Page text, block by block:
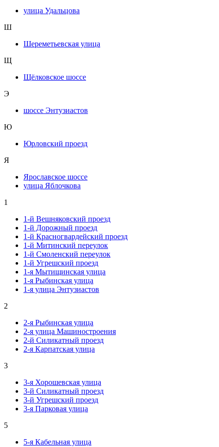
улица Удальцова
Ш
Шереметьевская улица
Щ
Щёлковское шоссе
Э
шоссе Энтузиастов
Ю
Юрловский проезд
Я
Ярославское шоссе
улица Яблочкова
1
1-й Вешняковский проезд
1-й Дорожный проезд
1-й Красногвардейский проезд
1-й Митинский переулок
1-й Смоленский переулок
1-й Угрешский проезд
1-я Мытищинская улица
1-я Рыбинская улица
1-я улица Энтузиастов
2
2-я Рыбинская улица
2-я улица Машиностроения
2-й Силикатный проезд
2-я Карпатская улица
3
3-я Хорошевская улица
3-й Силикатный проезд
3-й Угрешский проезд
3-я Парковая улица
5
5-я Кабельная улица